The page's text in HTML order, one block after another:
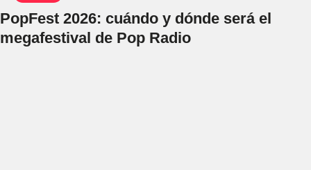
PopFest 2026: cuándo y dónde será el
megafestival de Pop Radio